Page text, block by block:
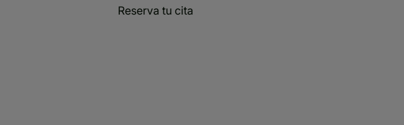
Reserva tu cita